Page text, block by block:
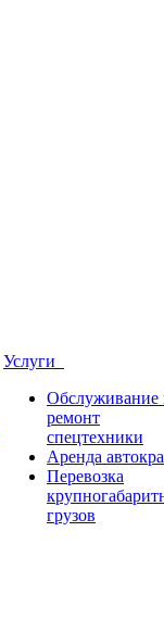
Услуги
Обслуживание
ремонт
спецтехники
Аренда
Перевозка
грузов